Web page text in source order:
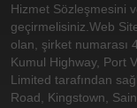
Hizmet Sözleşmesini
geçirmelisiniz. Web
olan, şirket numarası
Kumul Highway, Port
Limited tarafından
Road, Kingstown,